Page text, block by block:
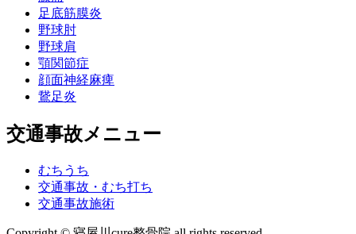
足底筋膜炎
野球肘
野球肩
顎関節症
顔面神経麻痺
鵞足炎
交通事故メニュー
むちうち
交通事故・むち打ち
交通事故施術